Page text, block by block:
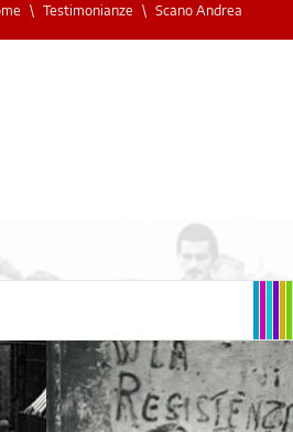
Testimonianze Scano Andrea